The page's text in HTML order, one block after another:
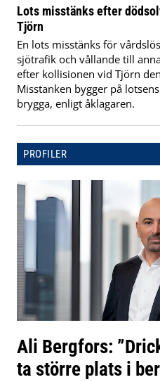
Lots misstänks efter
Tjörn
En lots misstänks för
sjötrafik och vållande till
efter kollisionen vid Tjörn
Misstanken bygger på
brygga, enligt åklagaren.
PROFILER
Ali Bergfors:
ta större plats i